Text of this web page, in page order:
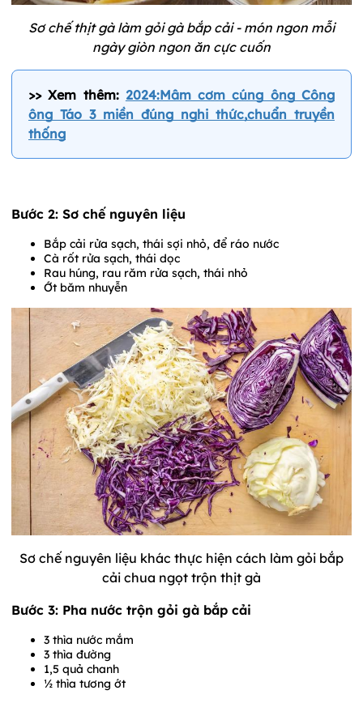
Sơ chế thịt gà làm gỏi gà bắp cải - món ngon mỗi
ngày giòn ngon ăn cực cuốn
>> Xem thêm: 2024:Mâm cơm cúng ông Công
ông Táo 3 miền đúng nghi thức,chuẩn truyền
thống
Bước 2: Sơ chế nguyên liệu
Bắp cải rửa sạch, thái sợi nhỏ, để ráo nước
Cà rốt rửa sạch, thái dọc
Rau húng, rau răm rửa sạch, thái nhỏ
Ớt băm nhuyễn
Sơ chế nguyên liệu khác thực hiện cách làm gỏi bắp
cải chua ngọt trộn thịt gà
Bước 3: Pha nước trộn gỏi gà bắp cải
3 thìa nước mắm
3 thìa đường
1,5 quả chanh
½ thìa tương ớt